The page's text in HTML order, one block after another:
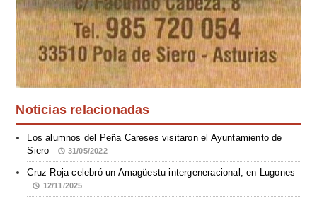
Noticias relacionadas
Los alumnos del Peña Careses visitaron el Ayuntamiento de
Siero
31/05/2022
Cruz Roja celebró un Amagüestu intergeneracional, en Lugones
12/11/2025